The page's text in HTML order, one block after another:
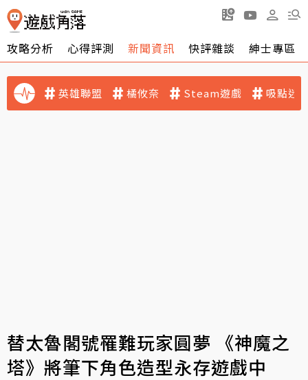
攻略分析 心得評測 新聞資訊 快評雜談 紳士專區
英雄聯盟 橘攸奈 Steam遊戲 吸點迷
替太魯閣號罹難玩家圓夢 《神魔之
塔》將筆下角色造型永存遊戲中